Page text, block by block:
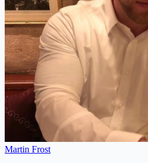
Martin Frost